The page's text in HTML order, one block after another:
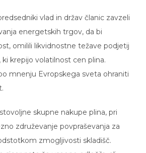
energetskih trgov, da bi
omilili likvidnostne težave podjetij
ki krepijo volatilnost cen plina.
mnenju Evropskega sveta ohraniti
združevanje povpraševanja za
zmogljivosti skladišč.
sicer nato še vseeno odločila, ali